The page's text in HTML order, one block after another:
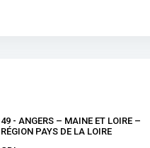
49 - ANGERS – MAINE ET LOIRE –
RÉGION PAYS DE LA LOIRE